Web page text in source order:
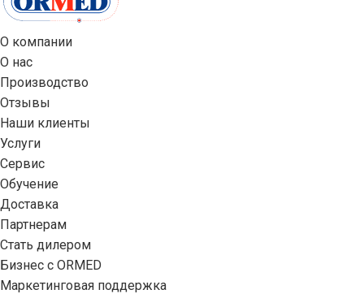
О компании
О нас
Производство
Отзывы
Наши клиенты
Услуги
Сервис
Обучение
Доставка
Партнерам
Стать дилером
Бизнес с ORMED
Маркетинговая поддержка